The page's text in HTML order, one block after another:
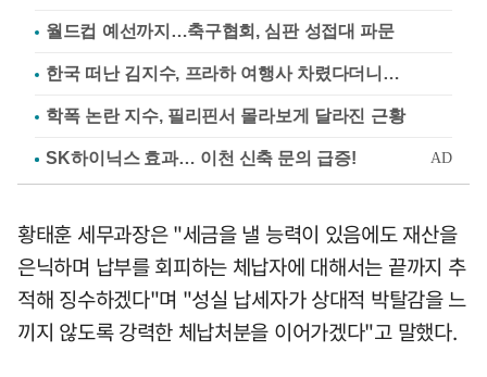
월드컵 예선까지…축구협회, 심판 성접대 파문
한국 떠난 김지수, 프라하 여행사 차렸다더니…
학폭 논란 지수, 필리핀서 몰라보게 달라진 근황
황태훈 세무과장은 "세금을 낼 능력이 있음에도 재산을
은닉하며 납부를 회피하는 체납자에 대해서는 끝까지 추
적해 징수하겠다"며 "성실 납세자가 상대적 박탈감을 느
끼지 않도록 강력한 체납처분을 이어가겠다"고 말했다.